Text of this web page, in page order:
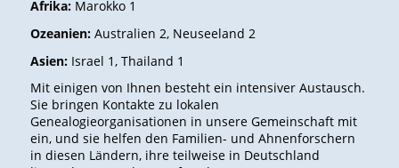
Afrika: Marokko 1
Ozeanien:Australien 2, Neuseeland 2
Asien: Israel 1, Thailand 1
Mit einigen von Ihnen besteht ein intensiver Austausch.
Sie bringen Kontakte zu lokalen
Genealogieorganisationen in unsere Gemeinschaft mit
ein, und sie helfen den Familien- und Ahnenforschern
in diesen Ländern, ihre teilweise in Deutschland